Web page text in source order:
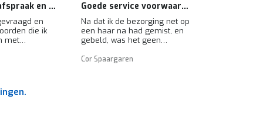
Afspraak is afspraak en een hele goede service en goederen desk.
en
die ik
met
helemaal
Goede service voorwaarde met leverring
Na dat ik de bezorging net op
een haar na had gemist, en
gebeld, was het geen
dag weer langs te komen. dat
Cor Spaargaren